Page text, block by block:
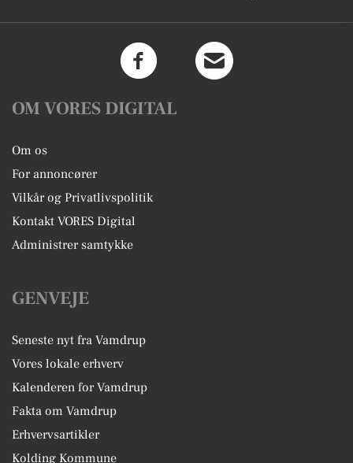
OM VORES DIGITAL
Om os
For annoncører
Vilkår og Privatlivspolitik
Kontakt VORES Digital
Administrer samtykke
GENVEJE
Seneste nyt fra Vamdrup
Vores lokale erhverv
Kalenderen for Vamdrup
Fakta om Vamdrup
Erhvervsartikler
Kolding Kommune